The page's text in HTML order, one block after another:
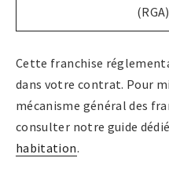
(RGA)
Cette franchise
dans votre contrat. Pour
mécanisme général des
consulter notre guide
habitation.